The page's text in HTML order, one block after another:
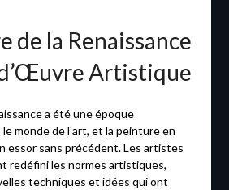
de la Renaissance
Artistique
a été une époque
monde de l’art, et la peinture en
essor sans précédent. Les artistes
redéfini les normes artistiques,
techniques et idées qui ont